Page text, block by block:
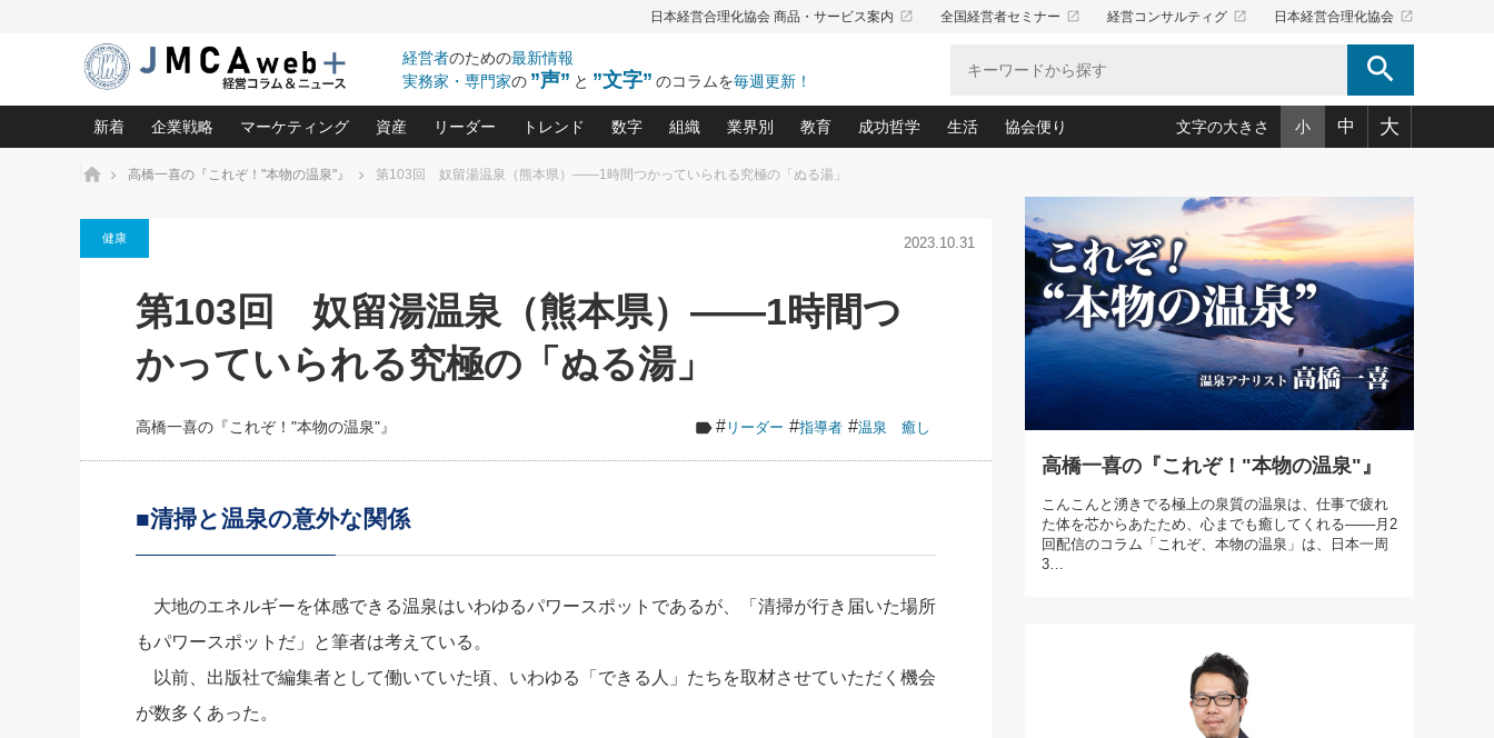
日本経営合理化協会 商品・サービス案内 launch 全国経営者セミナー launch 経営コンサルティグ launch 日本経営合理化協会 launch
経営者のための最新情報
実務家・専門家の ”声” と ”文字” のコラムを毎週更新！ search
新着
利を勧めてきます！やはり固定
がよいのでしょうか！
2026.08.7
第153回「内需企業があっとい
う間にグローバル成長企業に」
FOOD & LIFE COMPANIES
朝礼・会議での「社長の３分間
日号）
2026.08.5 2026.08.5
第86回 「言葉狩り」
もっとみる
企業戦略
強い会社を築く ビジネス・クリニック(240)
日本レーザー「人を大切にしながら利益を上げる経営」の極意
武器としてのM&A入門(3)
社長のための“儲かる通販”戦略視点(151)
継続経営 百話百行(85)
マーケティング
ロングセラーの玉手箱(9)
大復活＆快進撃！ユニバーサルスタジオジャパンの成功要因と
は(5)
酒井光雄 成功事例に学ぶ繁栄企業のブランド戦略(39)
資産
中国経済の最新動向(204)
事業承継の前に、決めておきたい、知っておきたい、やってお
きたいコト(12)
会社と社長のための資産管理講座(95)
リーダー
ピョートル・F・グジバチの『経営戦略の新常識』(12)
指導者たる者かくあるべし(635)
朝礼・会議での「社長の３分間スピーチ」ネタ帳(159)
楠木建の「経営知になる考え方」(57)
次もあなたにお願いしたいと思われる「一流の仕事術」(28)
トレンド
北村森の「今月のヒット商品」(109)
次の売れ筋をつかむ術(102)
社長のメシの種 4.0(206)
数字
おカネが残る決算書にするために、やっておきたいこと(34)
会社を守り抜くための緊急対策(100)
強い決算書の会社はココが違う！(36)
損益分岐点を下げる、Ｐ／Ｌ不況時代の新戦略(12)
決算書の“見える化”術(12)
組織
職場の生産性を下げるハラスメントの予防策(10)
賃金決定の定石(68)
顧客・社員・社会から支持される「ウェルビーイング経営入
門」(23)
業界別
大久保一彦の“流行る”お店の仕組みづくり(210)
柿内幸夫─社長のための現場改善(174)
教育
あなただからお願いしたいと思われる 気配りの達人(127)
クレーム対応 実践マニュアル(92)
クレーム対応の新知識と新常識(57)
デキル社員に育てる！ 社員教育の決め手(203)
業績アップにつながる！ワンランク上の手紙・メール術(100)
成功哲学
中国哲学に学ぶ 不況は会社守成の好機(38)
令和時代の「社長の人間力の磨き方」(86)
先人の名句名言の教え 東洋思想に学ぶ経営学(132)
渡部昇一の「日本の指導者たち」(32)
経営に活かす“十八史略”(30)
生活
おのころ心平の ──社長のための「か・ら・だマネジメント」
(50)
デジタルＡＶを味方に！新・仕事術(180)
リーダー脳の鍛え方(32)
ワインを楽しむ基礎レッスン(12)
必読！社長が読むべき今月の4冊(88)
社長の「氣」(30)
米国スポーツ・ビジネスに学ぶ心理学(98)
高橋一喜の『これぞ！"本物の温泉"』(157)
協会便り
「愛読者通信」著者インタビュー(44)
ビジネス見聞録 経営ニュース(100)
作間信司の経営無形庵(けいえいむぎょうあん)(166)
経営セミナー情報局(1)
繁栄への着眼点 牟田太陽(76)
講話を聞いて学ぼう 実学・耳学・磨く「ミミガク」のすすめ
文字の大きさ 小 中 大
ホーム 高橋一喜の『これぞ！"本物の温泉"』 第103回 奴留湯温泉（熊本県）――1時間つかっていられる究極の「ぬる湯」
健康 2023.10.31
第103回 奴留湯温泉（熊本県）――1時間つ
かっていられる究極の「ぬる湯」
高橋一喜の『これぞ！"本物の温泉"』 # リーダー #指導者 #温泉 癒し
■清掃と温泉の意外な関係
大地のエネルギーを体感できる温泉はいわゆるパワースポットであるが、「清掃が行き届いた場所
もパワースポットだ」と筆者は考えている。
以前、出版社で編集者として働いていた頃、いわゆる「できる人」たちを取材させていただく機会
が数多くあった。
高橋一喜の『これぞ！"本物の温泉"』
こんこんと湧きでる極上の泉質の温泉は、仕事で疲れ
た体を芯からあたため、心までも癒してくれる───月2
回配信のコラム「これぞ、本物の温泉」は、日本一周
3…